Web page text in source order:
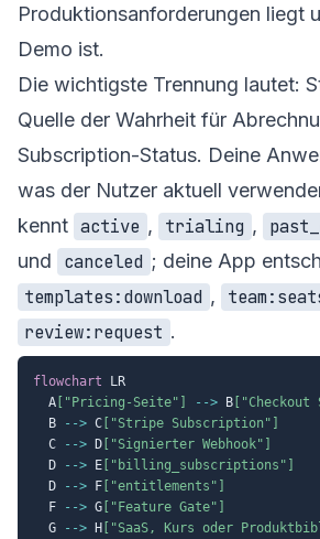
Produktionsanforderungen liegt
Demo ist.
Die wichtigste Trennung lautet:
Quelle der Wahrheit für
Subscription-Status. Deine
was der Nutzer aktuell
kennt active , trialing ,
und
canceled ; deine App
templates:download ,
review:request .
flowchart LR
  A
["Pricing-Seite"] --> B
  B
--> C ["Stripe Subscription"]
  C
--> D ["Signierter Webhook"]
  D
--> E ["billing_subscriptions"]
  D
--> F ["entitlements"]
  F
--> G ["Feature Gate"]
  G
--> H ["SaaS, Kurs oder